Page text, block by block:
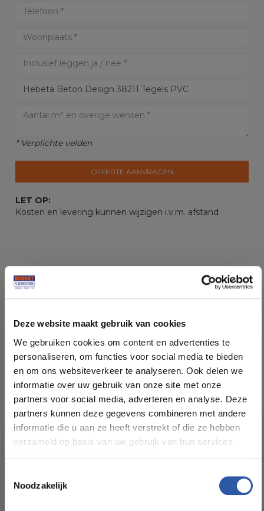
Deze website maakt gebruik van cookies
We gebruiken cookies om content en advertenties te
personaliseren, om functies voor social media te bieden
en om ons websiteverkeer te analyseren. Ook delen we
informatie over uw gebruik van onze site met onze
partners voor social media, adverteren en analyse. Deze
partners kunnen deze gegevens combineren met andere
informatie die u aan ze heeft verstrekt of die ze hebben
verzameld op basis van uw gebruik van hun services.
Noodzakelijk
* Verplichte velden
OFFERTE AANVRAGEN
LET OP:
Kosten en levering kunnen wijzigen i.v.m. afstand
Soort vloer: Tegels Lijm
Kleur: Bruin grijs
Pakinhoud (m²): 5